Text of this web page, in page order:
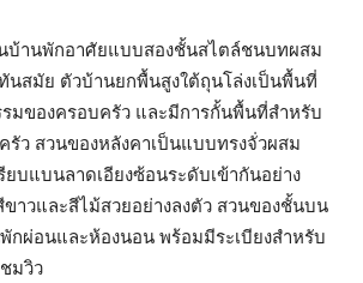
บ้านพักอาศัยแบบสองชั้นสไตล์ชนบทผสม
นสมัย ตัวบ้านยกพื้นสูงใต้ถุนโล่งเป็นพื้นที่
มของครอบครัว และมีการกั้นพื้นที่สำหรับ
รัว สวนของหลังคาเป็นแบบทรงจั่วผสม
ยบแบนลาดเอียงซ้อนระดับเข้ากันอย่าง
าวและสีไม้สวยอย่างลงตัว สวนของชั้นบน
กผ่อนและห้องนอน พร้อมมีระเบียงสำหรับ
มวิว